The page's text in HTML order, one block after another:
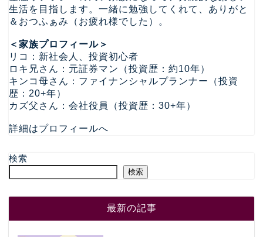
生活を目指します。一緒に勉強してくれて、ありがと
＆おつふぁみ（お疲れ様でした）。
＜家族プロフィール＞
リコ：新社会人、投資初心者
ロキ兄さん：元証券マン（投資歴：約10年）
キンコ母さん：ファイナンシャルプランナー（投資
歴：20+年）
カズ父さん：会社役員（投資歴：30+年）
詳細はプロフィールへ
検索
検索
最新の記事